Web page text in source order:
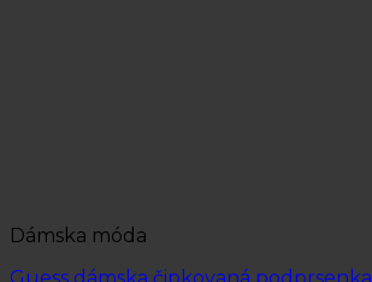
Dámska móda